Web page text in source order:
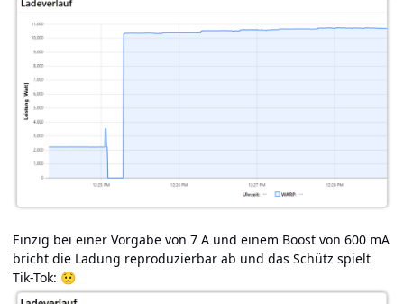
Einzig bei einer Vorgabe von 7 A und einem Boost von 600 mA
bricht die Ladung reproduzierbar ab und das Schütz spielt
Tik-Tok: 😟